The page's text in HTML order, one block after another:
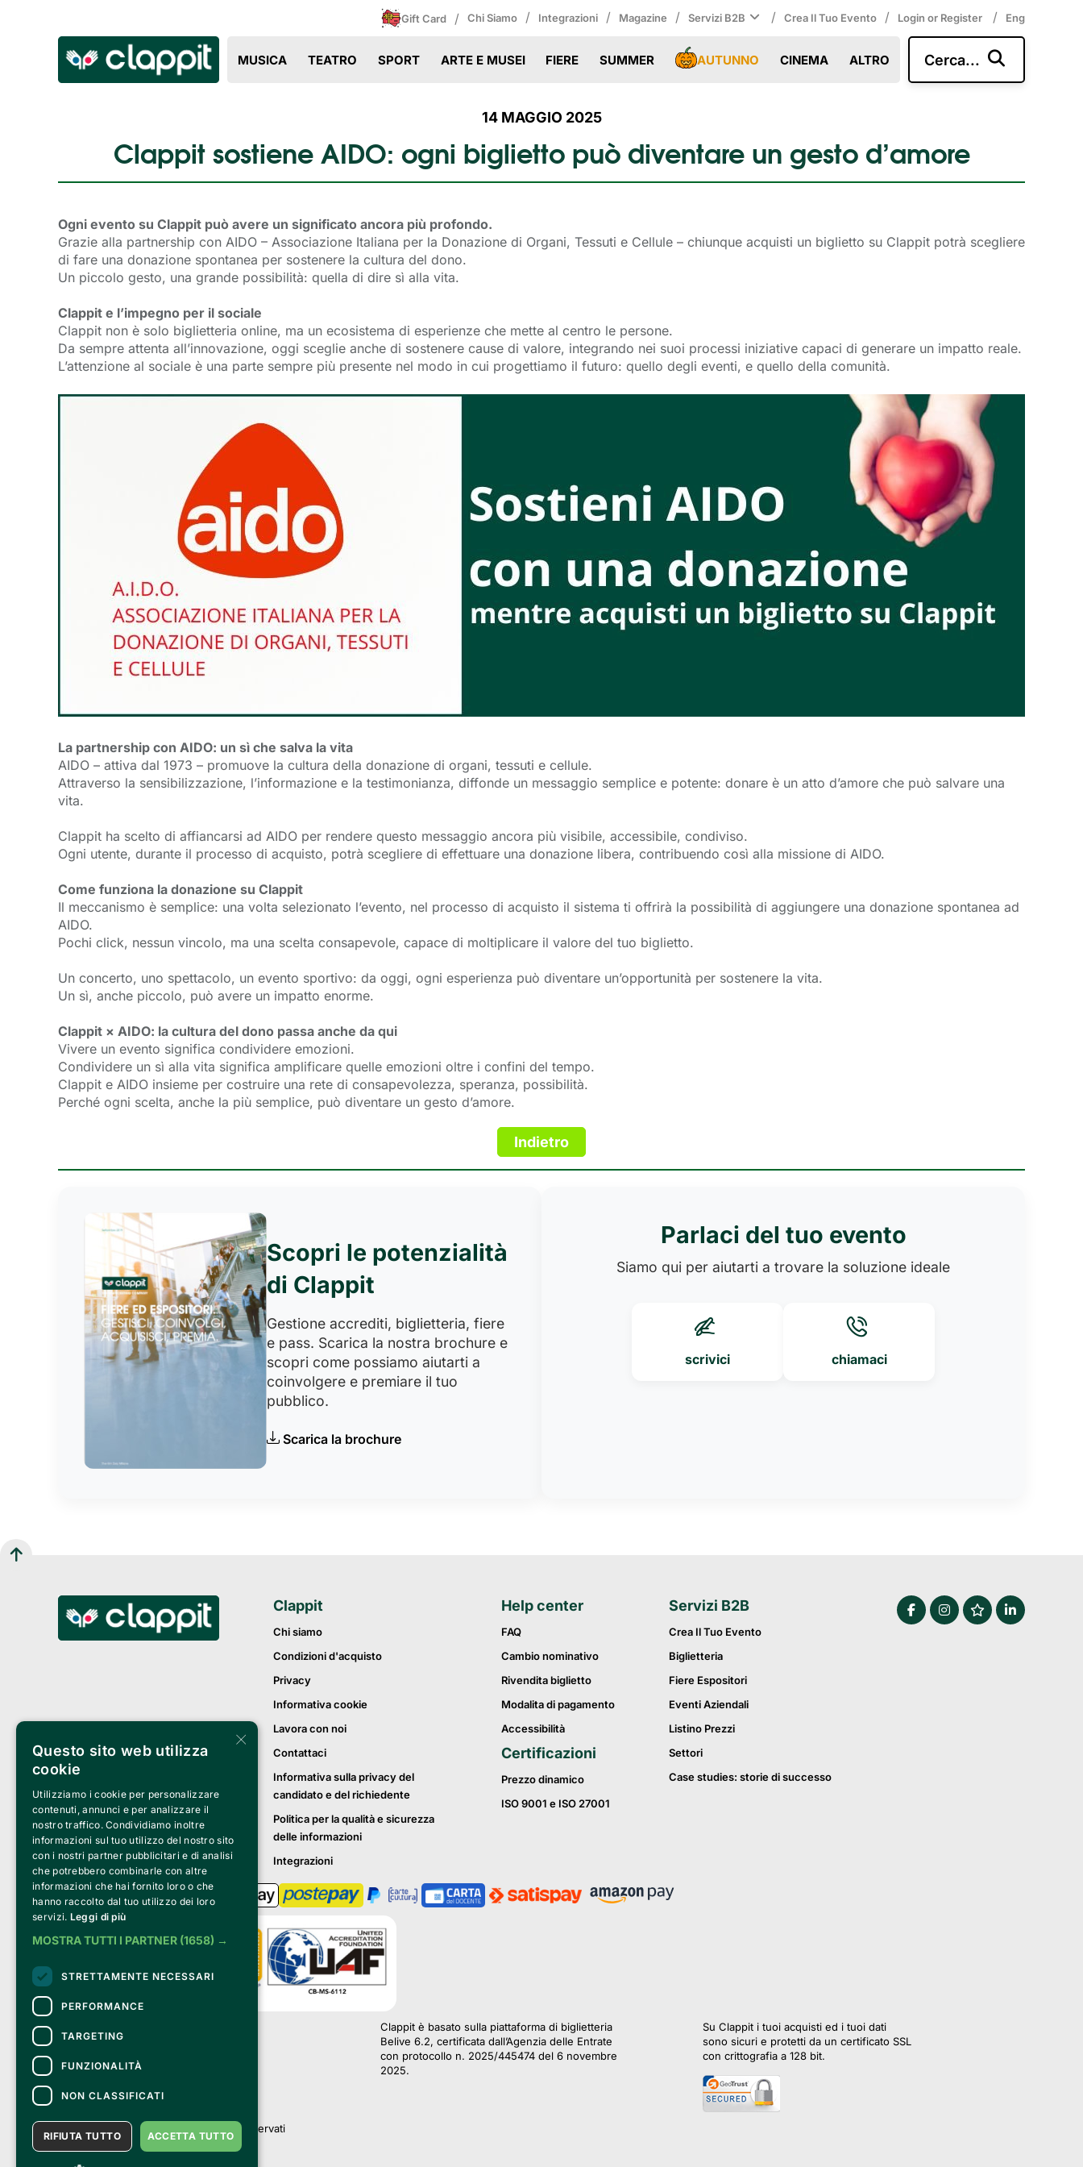
Gift Card / Chi Siamo / Integrazioni / Magazine / Servizi B2B / Crea Il Tuo Evento / Login or Register / Eng
MUSICA TEATRO SPORT ARTE E MUSEI FIERE SUMMER AUTUNNO CINEMA ALTRO Cerca...
14 MAGGIO 2025
Clappit sostiene AIDO: ogni biglietto può diventare un gesto d’amore
Ogni evento su Clappit può avere un significato ancora più profondo.
Grazie alla partnership con AIDO – Associazione Italiana per la Donazione di Organi, Tessuti e Cellule – chiunque acquisti un biglietto su Clappit potrà scegliere
di fare una donazione spontanea per sostenere la cultura del dono.
Un piccolo gesto, una grande possibilità: quella di dire sì alla vita.
Clappit e l’impegno per il sociale
Clappit non è solo biglietteria online, ma un ecosistema di esperienze che mette al centro le persone.
Da sempre attenta all’innovazione, oggi sceglie anche di sostenere cause di valore, integrando nei suoi processi iniziative capaci di generare un impatto reale.
L’attenzione al sociale è una parte sempre più presente nel modo in cui progettiamo il futuro: quello degli eventi, e quello della comunità.
La partnership con AIDO: un sì che salva la vita
AIDO – attiva dal 1973 – promuove la cultura della donazione di organi, tessuti e cellule.
Attraverso la sensibilizzazione, l’informazione e la testimonianza, diffonde un messaggio semplice e potente: donare è un atto d’amore che può salvare una
vita.
Clappit ha scelto di affiancarsi ad AIDO per rendere questo messaggio ancora più visibile, accessibile, condiviso.
Ogni utente, durante il processo di acquisto, potrà scegliere di effettuare una donazione libera, contribuendo così alla missione di AIDO.
Come funziona la donazione su Clappit
Il meccanismo è semplice: una volta selezionato l’evento, nel processo di acquisto il sistema ti offrirà la possibilità di aggiungere una donazione spontanea ad
AIDO.
Pochi click, nessun vincolo, ma una scelta consapevole, capace di moltiplicare il valore del tuo biglietto.
Un concerto, uno spettacolo, un evento sportivo: da oggi, ogni esperienza può diventare un’opportunità per sostenere la vita.
Un sì, anche piccolo, può avere un impatto enorme.
Clappit × AIDO: la cultura del dono passa anche da qui
Vivere un evento significa condividere emozioni.
Condividere un sì alla vita significa amplificare quelle emozioni oltre i confini del tempo.
Clappit e AIDO insieme per costruire una rete di consapevolezza, speranza, possibilità.
Perché ogni scelta, anche la più semplice, può diventare un gesto d’amore.
Scopri le potenzialità
di Clappit
Gestione accrediti, biglietteria, fiere
e pass. Scarica la nostra brochure e
scopri come possiamo aiutarti a
coinvolgere e premiare il tuo
pubblico.
Scarica la brochure
Parlaci del tuo evento
Siamo qui per aiutarti a trovare la soluzione ideale
scrivici chiamaci
Clappit
Chi siamo
Condizioni d'acquisto
Privacy
Informativa cookie
Lavora con noi
Contattaci
Informativa sulla privacy del
candidato e del richiedente
Politica per la qualità e sicurezza
delle informazioni
Integrazioni
Help center
FAQ
Cambio nominativo
Rivendita biglietto
Modalita di pagamento
Accessibilità
Certificazioni
Prezzo dinamico
ISO 9001 e ISO 27001
Servizi B2B
Crea Il Tuo Evento
Biglietteria
Fiere Espositori
Eventi Aziendali
Listino Prezzi
Settori
Case studies: storie di successo
Bemils Srl
Via Fosse Ardeatine, 4 -20092 Cinisello
PI 05589050961
© 2010-2025 Bemils Srl - Tutti i diritti riservati
Clappit è basato sulla piattaforma di biglietteria
Belive 6.2, certificata dall’Agenzia delle Entrate
con protocollo n. 2025/445474 del 6 novembre
2025.
Su Clappit i tuoi acquisti ed i tuoi dati
sono sicuri e protetti da un certificato SSL
con crittografia a 128 bit.
×
Questo sito web utilizza
cookie
Utilizziamo i cookie per personalizzare
contenuti, annunci e per analizzare il
nostro traffico. Condividiamo inoltre
informazioni sul tuo utilizzo del nostro sito
con i nostri partner pubblicitari e di analisi
che potrebbero combinarle con altre
informazioni che hai fornito loro o che
hanno raccolto dal tuo utilizzo dei loro
servizi. Leggi di più
MOSTRA TUTTI I PARTNER (1658) →
STRETTAMENTE NECESSARI
PERFORMANCE
TARGETING
FUNZIONALITÀ
NON CLASSIFICATI
ACCETTA TUTTO
RIFIUTA TUTTO